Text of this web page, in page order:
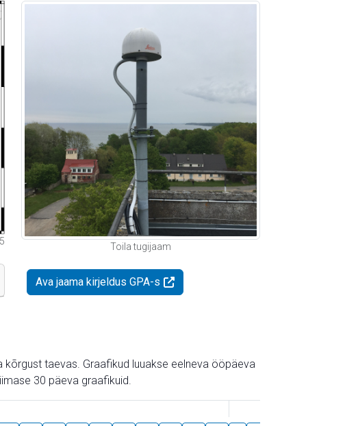
Toila tugijaam
Ava jaama kirjeldus GPA-s
taevas. Graafikud luuakse eelneva ööpäeva
30 päeva graafikuid.